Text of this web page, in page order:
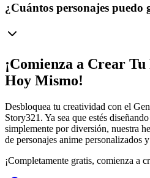
¿Cuántos personajes puedo
¡Comienza a Crear
Hoy Mismo!
Desbloquea tu creatividad con el
Story321. Ya sea que estés
simplemente por diversión, nuestra
de personajes anime personalizados
¡Completamente gratis, comienza a